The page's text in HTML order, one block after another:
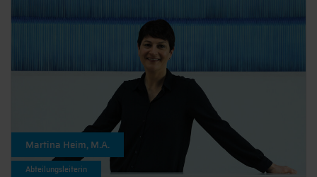
Martina Heim, M.A.
Abteilungsleiterin